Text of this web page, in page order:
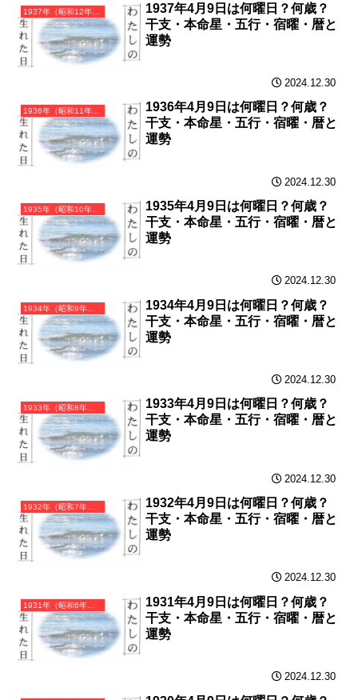
1937年（昭和12年）丁丑（ひのとうし）・丑年（うし年）カレンダー（月曜はじまり）
1937年4月9日は何曜日？何歳？
干支・本命星・五行・宿曜・暦と
運勢
2024.12.30
1936年（昭和11年）丙子（ひのえね）・子年（ねずみ年）カレンダー（月曜はじまり）
1936年4月9日は何曜日？何歳？
干支・本命星・五行・宿曜・暦と
運勢
2024.12.30
1935年（昭和10年）乙亥（きのとい）・亥年（いのしし年）カレンダー（月曜はじまり）
1935年4月9日は何曜日？何歳？
干支・本命星・五行・宿曜・暦と
運勢
2024.12.30
1934年（昭和9年）甲戌（きのえいぬ）・戌年（いぬ年）カレンダー（月曜はじまり）
1934年4月9日は何曜日？何歳？
干支・本命星・五行・宿曜・暦と
運勢
2024.12.30
1933年（昭和8年）癸酉（みずのととり）・酉年（とり年）カレンダー（月曜はじまり）
1933年4月9日は何曜日？何歳？
干支・本命星・五行・宿曜・暦と
運勢
2024.12.30
1932年（昭和7年）壬申（みずのえさる）・申年（さる年）カレンダー（月曜はじまり）
1932年4月9日は何曜日？何歳？
干支・本命星・五行・宿曜・暦と
運勢
2024.12.30
1931年（昭和6年）辛未（かのとひつじ）・未年（ひつじ年）カレンダー（月曜はじまり）
1931年4月9日は何曜日？何歳？
干支・本命星・五行・宿曜・暦と
運勢
2024.12.30